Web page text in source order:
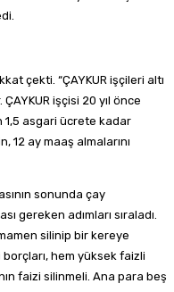
çekti. “ÇAYKUR işçileri altı
işçisi 20 yıl önce
1,5 asgari ücrete kadar
12 ay maaş almalarını
sonunda çay
gereken adımları sıraladı.
silinip bir kereye
borçları, hem yüksek faizli
faizi silinmeli. Ana para beş